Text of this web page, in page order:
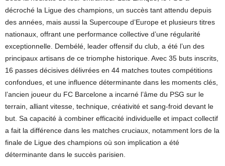
décroché la Ligue des champions, un succès tant attendu depuis
des années, mais aussi la Supercoupe d’Europe et plusieurs titres
nationaux, offrant une performance collective d’une régularité
exceptionnelle. Dembélé, leader offensif du club, a été l’un des
principaux artisans de ce triomphe historique. Avec 35 buts inscrits,
16 passes décisives délivrées en 44 matches toutes compétitions
confondues, et une influence déterminante dans les moments clés,
l’ancien joueur du FC Barcelone a incarné l’âme du PSG sur le
terrain, alliant vitesse, technique, créativité et sang-froid devant le
but. Sa capacité à combiner efficacité individuelle et impact collectif
a fait la différence dans les matches cruciaux, notamment lors de la
finale de Ligue des champions où son implication a été
déterminante dans le succès parisien.